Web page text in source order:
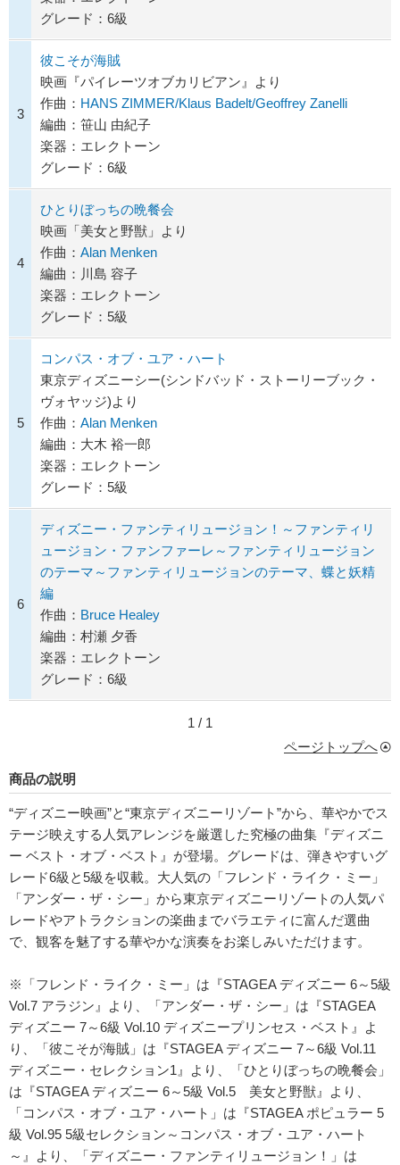
グレード：6級
3
彼こそが海賊
映画『パイレーツオブカリビアン』より
作曲： HANS ZIMMER/Klaus Badelt/Geoffrey Zanelli
編曲：笹山 由紀子
楽器：エレクトーン
グレード：6級
4
ひとりぼっちの晩餐会
映画「美女と野獣」より
作曲： Alan Menken
編曲：川島 容子
楽器：エレクトーン
グレード：5級
5
コンパス・オブ・ユア・ハート
東京ディズニーシー(シンドバッド・ストーリーブック・
ヴォヤッジ)より
作曲： Alan Menken
編曲：大木 裕一郎
楽器：エレクトーン
グレード：5級
6
ディズニー・ファンティリュージョン！～ファンティリ
ュージョン・ファンファーレ～ファンティリュージョン
のテーマ～ファンティリュージョンのテーマ、蝶と妖精
編
作曲： Bruce Healey
編曲：村瀬 夕香
楽器：エレクトーン
グレード：6級
1 / 1
ページトップへ
商品の説明
“ディズニー映画”と“東京ディズニーリゾート”から、華やかでス
テージ映えする人気アレンジを厳選した究極の曲集『ディズニ
ー ベスト・オブ・ベスト』が登場。グレードは、弾きやすいグ
レード6級と5級を収載。大人気の「フレンド・ライク・ミー」
「アンダー・ザ・シー」から東京ディズニーリゾートの人気パ
レードやアトラクションの楽曲までバラエティに富んだ選曲
で、観客を魅了する華やかな演奏をお楽しみいただけます。
※「フレンド・ライク・ミー」は『STAGEA ディズニー 6～5級
Vol.7 アラジン』より、「アンダー・ザ・シー」は『STAGEA
ディズニー 7～6級 Vol.10 ディズニープリンセス・ベスト』よ
り、「彼こそが海賊」は『STAGEA ディズニー 7～6級 Vol.11
ディズニー・セレクション1』より、「ひとりぼっちの晩餐会」
は『STAGEA ディズニー 6～5級 Vol.5 美女と野獣』より、
「コンパス・オブ・ユア・ハート」は『STAGEA ポピュラー 5
級 Vol.95 5級セレクション～コンパス・オブ・ユア・ハート
～』より、「ディズニー・ファンティリュージョン！」は